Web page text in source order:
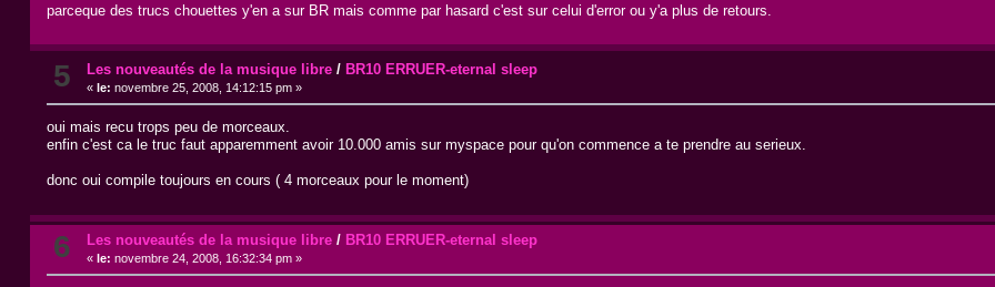
parceque des trucs chouettes y'en a sur BR mais comme par hasard c'est sur celui d'error ou y'a plus de retours.
5 Les nouveautés de la musique libre/ BR10 ERRUER-eternal sleep
« le: novembre 25, 2008, 14:12:15 pm »
oui mais recu trops peu de morceaux.
enfin c'est ca le truc faut apparemment avoir 10.000 amis sur myspace pour qu'on commence a te prendre au serieux.
donc oui compile toujours en cours ( 4 morceaux pour le moment)
6 Les nouveautés de la musique libre/ BR10 ERRUER-eternal sleep
« le: novembre 24, 2008, 16:32:34 pm »